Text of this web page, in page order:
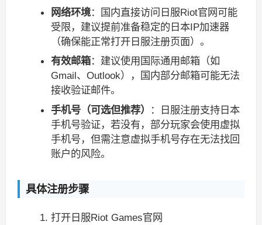
网络环境：国内直接访问日服Riot官网可能
受限，建议提前准备稳定的日本IP加速器
（确保能正常打开日服注册页面）。
有效邮箱：建议使用国际通用邮箱（如
Gmail、Outlook），国内部分邮箱可能无法
接收验证邮件。
手机号（可选但推荐）
：日服注册支持日本
手机号验证，若没有，部分玩家会使用虚拟
手机号，但需注意虚拟手机号存在无法找回
账户的风险。
具体注册步骤
打开日服Riot Games官网